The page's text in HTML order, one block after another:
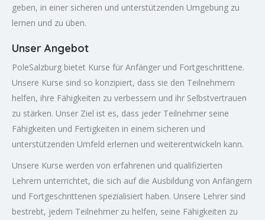
geben, in einer sicheren und unterstützenden Umgebung zu
lernen und zu üben.
Unser Angebot
PoleSalzburg bietet Kurse für Anfänger und Fortgeschrittene.
Unsere Kurse sind so konzipiert, dass sie den Teilnehmern
helfen, ihre Fähigkeiten zu verbessern und ihr Selbstvertrauen
zu stärken. Unser Ziel ist es, dass jeder Teilnehmer seine
Fähigkeiten und Fertigkeiten in einem sicheren und
unterstützenden Umfeld erlernen und weiterentwickeln kann.
Unsere Kurse werden von erfahrenen und qualifizierten
Lehrern unterrichtet, die sich auf die Ausbildung von Anfängern
und Fortgeschrittenen spezialisiert haben. Unsere Lehrer sind
bestrebt, jedem Teilnehmer zu helfen, seine Fähigkeiten zu